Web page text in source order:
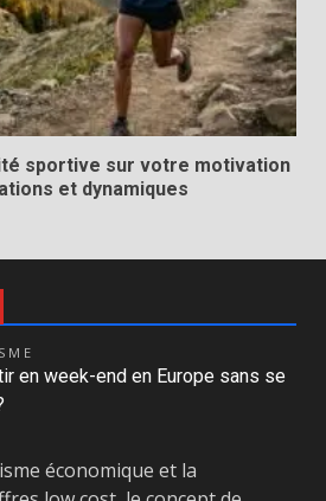
sportive sur votre motivation
et dynamiques
en week-end en Europe sans se
économique et la